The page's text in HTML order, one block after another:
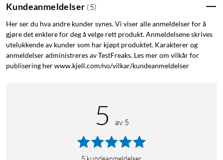
abonnement på Adobe Creative Cloud. Forhåndsformatert
(kan omformateres manuelt). Kompatibel med Windows 7, 8
og 10 samt Mac OS 10.9 og nyere. Leveres med USB-C- til
USB-C-kabel. Mål: 98x65x17 mm. Vekt: 100 g.
Kundeanmeldelser (5)
Her ser du hva andre kunder synes. Vi viser alle anmeldelser for å
gjøre det enklere for deg å velge rett produkt. Anmeldelsene skrives
utelukkende av kunder som har kjøpt produktet. Karakterer og
anmeldelser administreres av TestFreaks. Les mer om vilkår for
publisering her www.kjell.com/no/vilkar/kundeanmeldelser
5 av 5